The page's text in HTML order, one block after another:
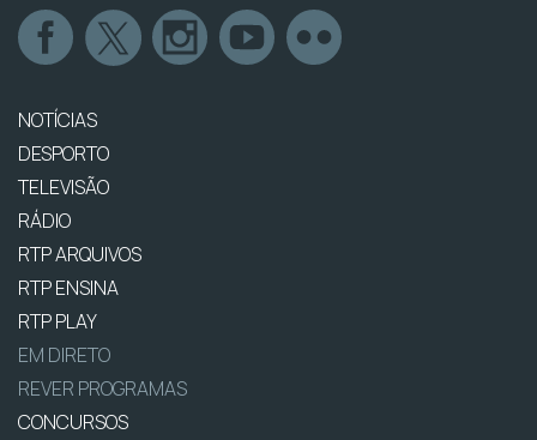
NOTÍCIAS
DESPORTO
TELEVISÃO
RÁDIO
RTP ARQUIVOS
RTP ENSINA
RTP PLAY
EM DIRETO
REVER PROGRAMAS
CONCURSOS